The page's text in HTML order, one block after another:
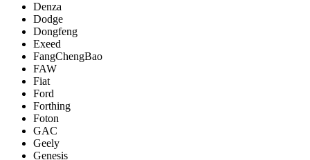
Denza
Dodge
Dongfeng
Exeed
FangChengBao
FAW
Fiat
Ford
Forthing
Foton
GAC
Geely
Genesis